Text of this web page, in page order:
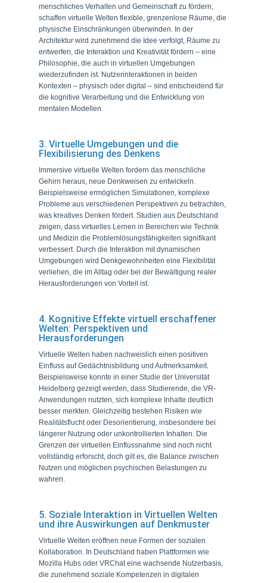
menschliches Verhalten und Gemeinschaft zu fördern,
schaffen virtuelle Welten flexible, grenzenlose Räume, die
physische Einschränkungen überwinden. In der
Architektur wird zunehmend die Idee verfolgt, Räume zu
entwerfen, die Interaktion und Kreativität fördern – eine
Philosophie, die auch in virtuellen Umgebungen
wiederzufinden ist. Nutzerinteraktionen in beiden
Kontexten – physisch oder digital – sind entscheidend für
die kognitive Verarbeitung und die Entwicklung von
mentalen Modellen.
3. Virtuelle Umgebungen und die
Flexibilisierung des Denkens
Immersive virtuelle Welten fordern das menschliche
Gehirn heraus, neue Denkweisen zu entwickeln.
Beispielsweise ermöglichen Simulationen, komplexe
Probleme aus verschiedenen Perspektiven zu betrachten,
was kreatives Denken fördert. Studien aus Deutschland
zeigen, dass virtuelles Lernen in Bereichen wie Technik
und Medizin die Problemlösungsfähigkeiten signifikant
verbessert. Durch die Interaktion mit dynamischen
Umgebungen wird Denkgewohnheiten eine Flexibilität
verliehen, die im Alltag oder bei der Bewältigung realer
Herausforderungen von Vorteil ist.
4. Kognitive Effekte virtuell erschaffener
Welten: Perspektiven und
Herausforderungen
Virtuelle Welten haben nachweislich einen positiven
Einfluss auf Gedächtnisbildung und Aufmerksamkeit.
Beispielsweise konnte in einer Studie der Universität
Heidelberg gezeigt werden, dass Studierende, die VR-
Anwendungen nutzten, sich komplexe Inhalte deutlich
besser merkten. Gleichzeitig bestehen Risiken wie
Realitätsflucht oder Desorientierung, insbesondere bei
längerer Nutzung oder unkontrollierten Inhalten. Die
Grenzen der virtuellen Einflussnahme sind noch nicht
vollständig erforscht, doch gilt es, die Balance zwischen
Nutzen und möglichen psychischen Belastungen zu
wahren.
5. Soziale Interaktion in Virtuellen Welten
und ihre Auswirkungen auf Denkmuster
Virtuelle Welten eröffnen neue Formen der sozialen
Kollaboration. In Deutschland haben Plattformen wie
Mozilla Hubs oder VRChat eine wachsende Nutzerbasis,
die zunehmend soziale Kompetenzen in digitalen